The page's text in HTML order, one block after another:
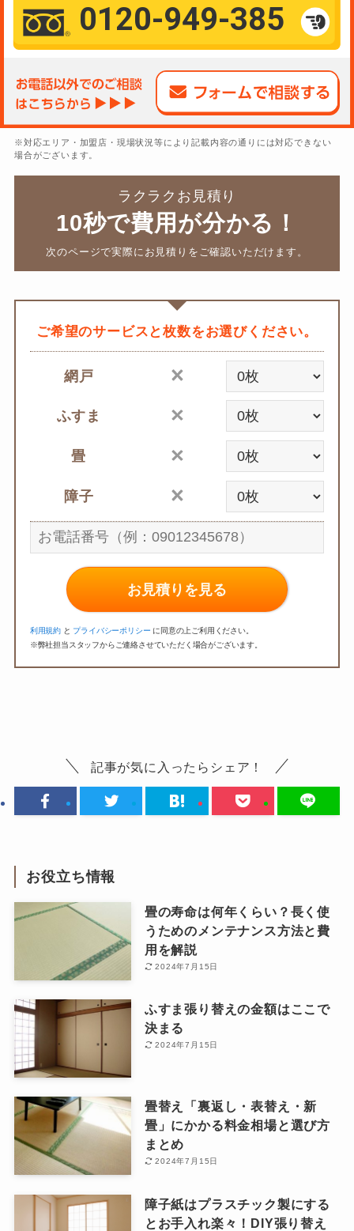
0120-949-385
※対応エリア・加盟店・現場状況等により記載内容の通りには対応できない
場合がございます。
ラクラクお見積り
10秒で費用が分かる！
次のページで実際にお見積りをご確認いただけます。
ご希望のサービスと枚数をお選びください。
網戸
ふすま
畳
障子
お見積りを見る
利用規約 と プライバシーポリシー に同意の上ご利用ください。
※弊社担当スタッフからご連絡させていただく場合がございます。
記事が気に入ったらシェア！
お役立ち情報
畳の寿命は何年くらい？長く使
うためのメンテナンス方法と費
用を解説
2024年7月15日
ふすま張り替えの金額はここで
決まる
2024年7月15日
畳替え「裏返し・表替え・新
畳」にかかる料金相場と選び方
まとめ
2024年7月15日
障子紙はプラスチック製にする
とお手入れ楽々！DIY張り替え